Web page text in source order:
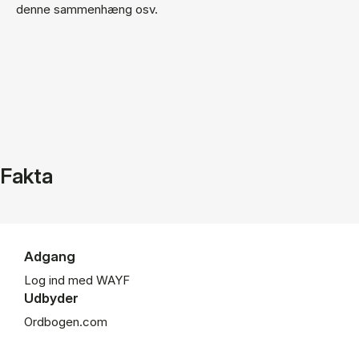
denne sammenhæng osv.
Fakta
Adgang
Log ind med WAYF
Udbyder
Ordbogen.com